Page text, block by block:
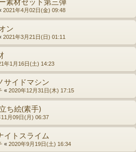
2021年4月02日(金) 09:48
ン
2021年3月21日(日) 01:11
年1月16日(土) 14:23
サイドマシン
« 2020年12月31日(木) 17:15
ち絵(素手)
月09日(月) 06:37
イトスライム
« 2020年9月19日(土) 16:34